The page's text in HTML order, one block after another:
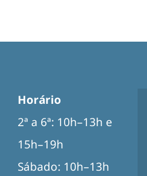
Horário
2ª a 6ª: 10h–13h e
15h–19h
Sábado: 10h–13h